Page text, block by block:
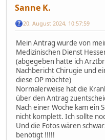
Sanne K.
20. August 2024, 10:57:59
Mein Antrag wurde von
Medizinischen Dienst
(abgegeben hatte ich
Nachbericht Chirugie und
diese OP möchte)
Normalerweise hat die
über den Antrag
Nach einer Woche kam ein
nicht komplett. Ich sollte
Und die Fotos wären
benötigt !!!!!